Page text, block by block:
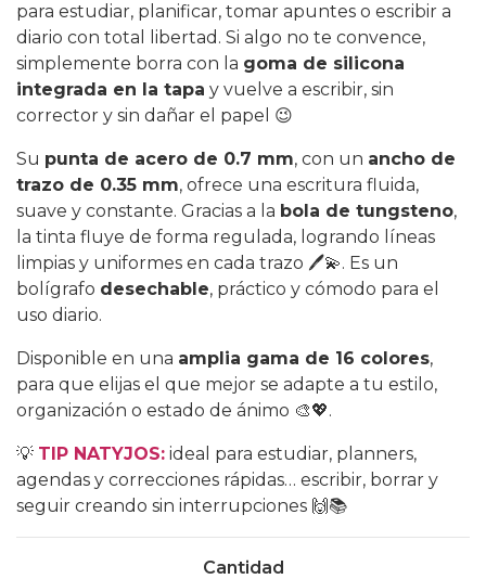
para estudiar, planificar, tomar apuntes o escribir a
diario con total libertad. Si algo no te convence,
simplemente borra con la goma de silicona
integrada en la tapa y vuelve a escribir, sin
corrector y sin dañar el papel 😉
Su punta de acero de 0.7 mm, con un ancho de
trazo de 0.35 mm, ofrece una escritura fluida,
suave y constante. Gracias a la bola de tungsteno,
la tinta fluye de forma regulada, logrando líneas
limpias y uniformes en cada trazo 🖊️💫. Es un
bolígrafo desechable, práctico y cómodo para el
uso diario.
Disponible en una amplia gama de 16 colores,
para que elijas el que mejor se adapte a tu estilo,
organización o estado de ánimo 🎨💖.
💡 TIP NATYJOS: ideal para estudiar, planners,
agendas y correcciones rápidas… escribir, borrar y
seguir creando sin interrupciones 🙌📚
Cantidad